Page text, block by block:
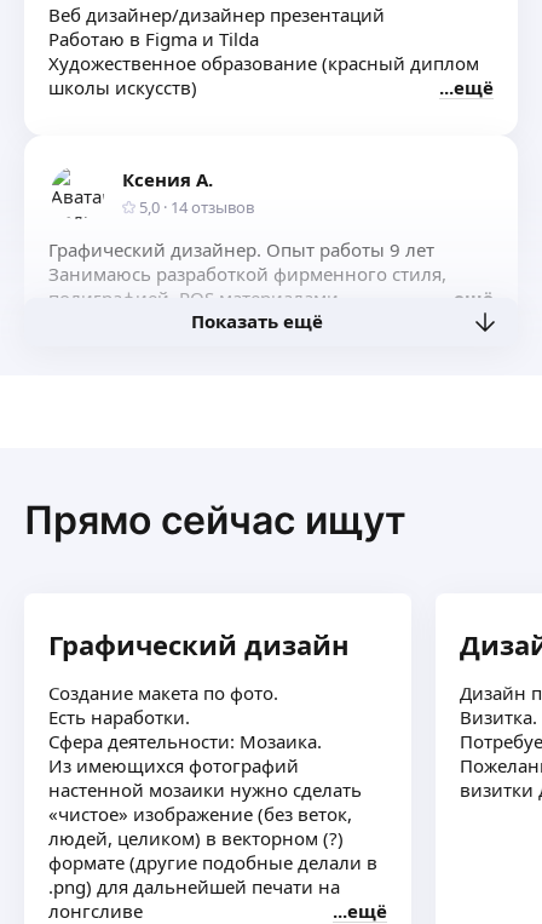
Веб дизайнер/дизайнер презентаций
Работаю в Figma и Tilda
Художественное образование (красный диплом
школы искусств)
ещё
Ксения А.
5,0 · 14отзывов
Графический дизайнер. Опыт работы 9 лет
Занимаюсь разработкой фирменного стиля,
полиграфией, POS материалами.
ещё
Показать ещё
Прямо сейчас ищут
Графический дизайн
Создание макета по фото.
Есть наработки.
Сфера деятельности: Мозаика.
Из имеющихся фотографий
настенной мозаики нужно сделать
«чистое» изображение (без веток,
людей, целиком) в векторном (?)
формате (другие подобные делали в
.png) для дальнейшей печати на
лонгсливе
ещё
Дизайн
Визитка.
визитки